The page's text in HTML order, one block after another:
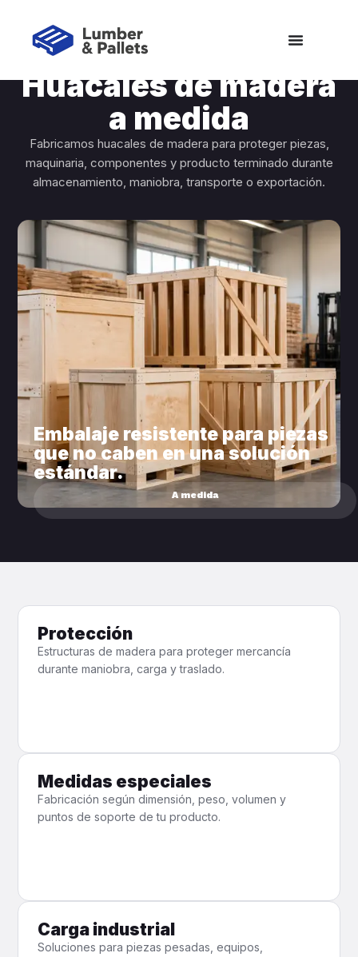
PRODUCTOS / HUACALES DE MADERA
Huacales de madera
a medida
Fabricamos huacales de madera para proteger piezas,
maquinaria, componentes y producto terminado durante
almacenamiento, maniobra, transporte o exportación.
Embalaje resistente para piezas
que no caben en una solución
estándar.
A medida
Protección
Estructuras de madera para proteger mercancía
durante maniobra, carga y traslado.
Medidas especiales
Fabricación según dimensión, peso, volumen y
puntos de soporte de tu producto.
Carga industrial
Soluciones para piezas pesadas, equipos,